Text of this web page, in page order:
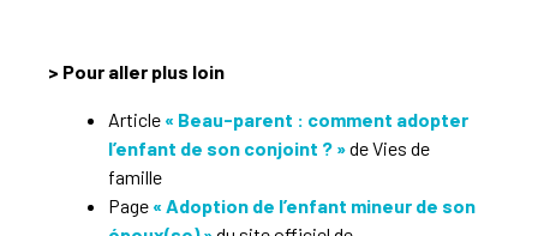
> Pour aller plus loin
Article « Beau-parent : comment adopter
l’enfant de son conjoint ? »de Vies de
famille
Page « Adoption de l’enfant mineur de son